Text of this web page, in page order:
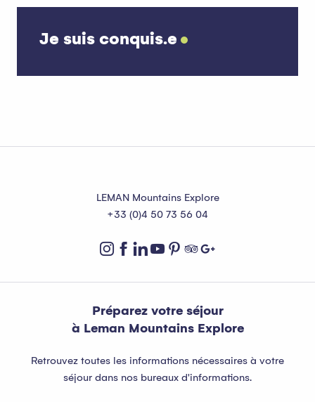
Je suis conquis.e
LEMAN Mountains Explore
+33 (0)4 50 73 56 04
Préparez votre séjour
à Leman Mountains Explore
Retrouvez toutes les informations nécessaires à votre
séjour dans nos bureaux d'informations.